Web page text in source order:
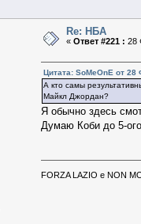
Re: НБА
«Ответ #221 : 28
Цитата: SoMeOnE от
А кто самы
Майкл Джордан?
Я обычно здесь
Думаю Коби до 5-
FORZA LAZIO e NON